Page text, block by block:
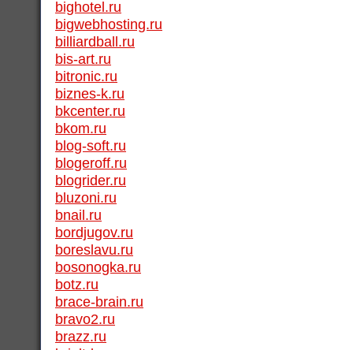
bighotel.ru
bigwebhosting.ru
billiardball.ru
bis-art.ru
bitronic.ru
biznes-k.ru
bkcenter.ru
bkom.ru
blog-soft.ru
blogeroff.ru
blogrider.ru
bluzoni.ru
bnail.ru
bordjugov.ru
boreslavu.ru
bosonogka.ru
botz.ru
brace-brain.ru
bravo2.ru
brazz.ru